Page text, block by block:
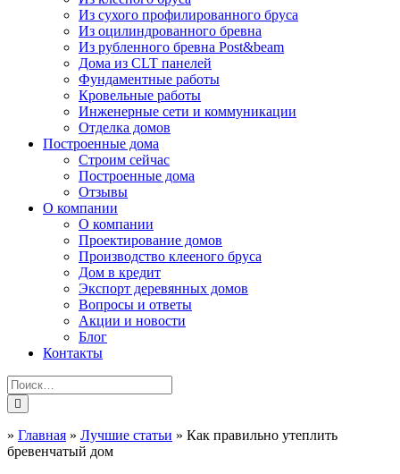
Из сухого профилированного бруса
Из оцилиндрованного бревна
Из рубленного бревна Post&beam
Дома из CLT панелей
Фундаментные работы
Кровельные работы
Инженерные сети и коммуникации
Отделка домов
Построенные дома
Строим сейчас
Построенные дома
Отзывы
О компании
О компании
Проектирование домов
Производство клееного бруса
Дом в кредит
Экспорт деревянных домов
Вопросы и ответы
Акции и новости
Блог
Контакты
» Главная » Лучшие статьи » Как правильно утеплить
бревенчатый дом